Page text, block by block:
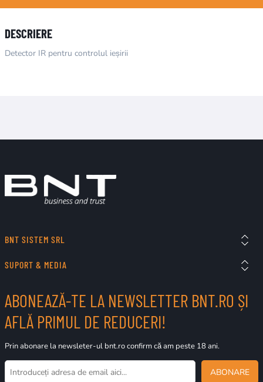
DESCRIERE
Detector IR pentru controlul ieșirii
BNT SISTEM SRL
SUPORT & MEDIA
ABONEAZĂ-TE LA NEWSLETTER BNT.RO ȘI
AFLĂ PRIMUL DE REDUCERI!
Prin abonare la newsleter-ul bnt.ro confirm că am peste 18 ani.
ABONARE